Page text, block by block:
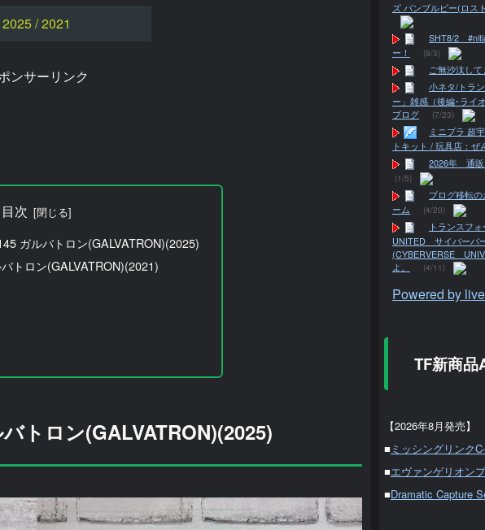
2025 / 2021
ンサーリンク
目次
ガルバトロン(GALVATRON)(2025)
トロン(GALVATRON)(2021)
トロン(GALVATRON)(2025)
ズ バンブルビー(ロス
SHT8/2
ー！
(8/3)
ご無沙汰し
小ネタ/トラ
ー」雑感（後編･ライ
ブログ
(7/23)
ミニプラ 超
トキット / 玩具店：ぜ
2026年 通販
(1/5)
ブログ移転
ーム
(4/20)
トランスフ
UNITED サイバーバ
(CYBERVERSE
よ。
(4/11)
Powered by
TF新商品
【2026年8月発売】
■ ミッシングリンク
■エヴァンゲリオン
■Dramatic Capture